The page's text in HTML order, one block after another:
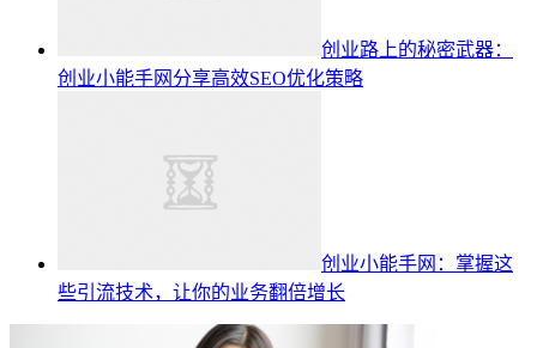
创业路上的秘密武器：
创业小能手网分享高效SEO优化策略
创业小能手网：掌握这
些引流技术，让你的业务翻倍增长